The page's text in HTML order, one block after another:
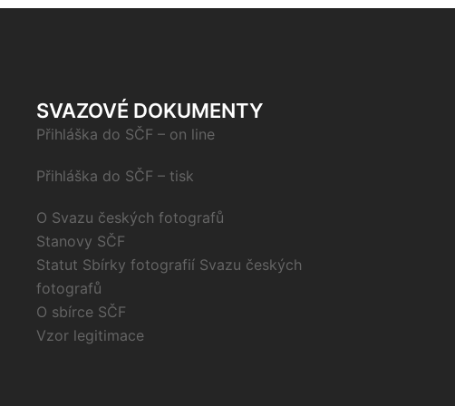
SVAZOVÉ DOKUMENTY
Přihláška do SČF – on line
Přihláška do SČF – tisk
O Svazu českých fotografů
Stanovy SČF
Statut Sbírky fotografií Svazu českých
fotografů
O sbírce SČF
Vzor legitimace